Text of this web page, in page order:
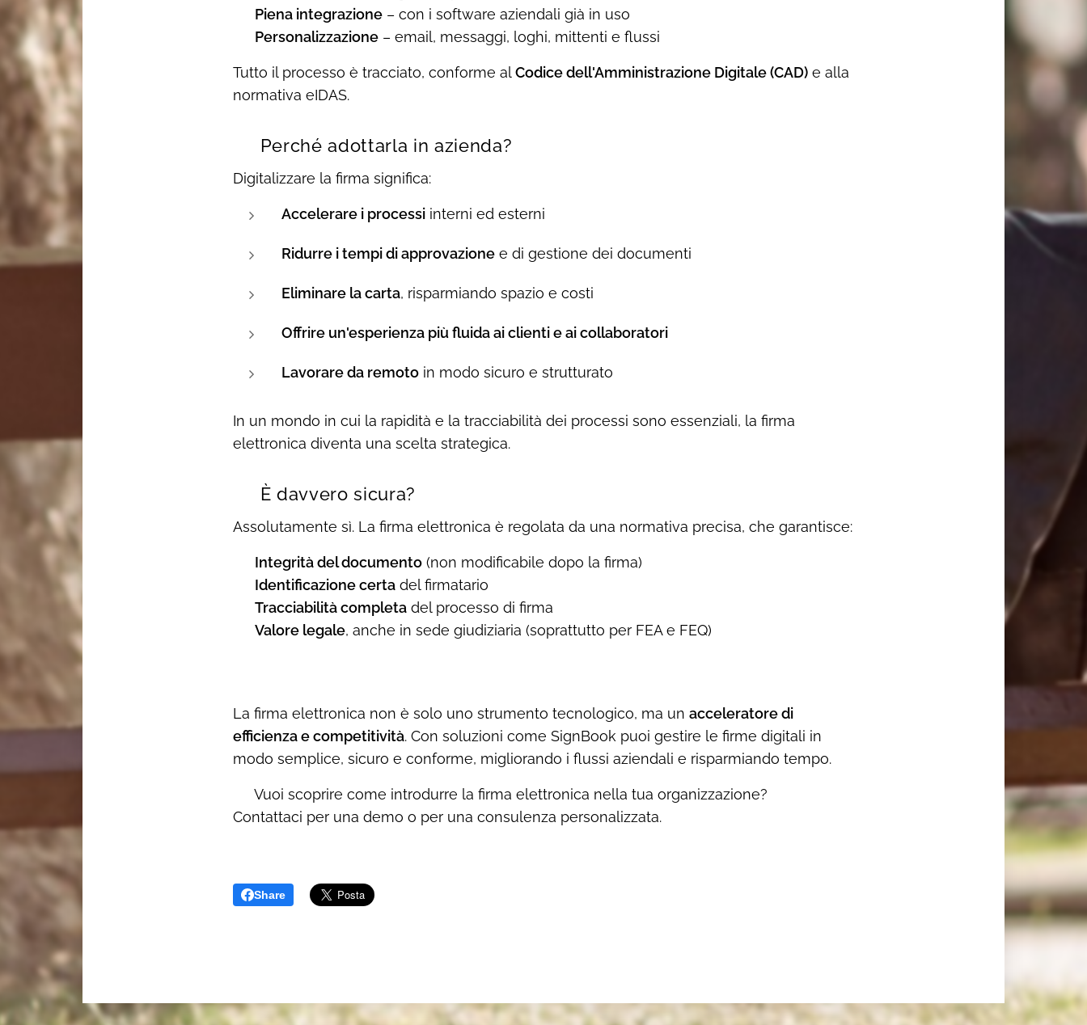
Piena integrazione– con i software aziendali già in uso
Personalizzazione– email, messaggi, loghi, mittenti e flussi
Tutto il processo è tracciato, conforme alCodice dell'Amministrazione Digitale (CAD)e alla
normativa eIDAS.
🚀 Perché adottarla in azienda?
Digitalizzare la firma significa:
Accelerare i processiinterni ed esterni
Ridurre i tempi di approvazionee di gestione dei documenti
Eliminare la carta, risparmiando spazio e costi
Offrire un'esperienza più fluida ai clienti e ai collaboratori
Lavorare da remotoin modo sicuro e strutturato
In un mondo in cui la rapidità e la tracciabilità dei processi sono essenziali, la firma
elettronica diventa una scelta strategica.
❓ È davvero sicura?
Assolutamente sì. La firma elettronica è regolata da una normativa precisa, che garantisce:
Integrità del documento(non modificabile dopo la firma)
Identificazione certadel firmatario
Tracciabilità completadel processo di firma
Valore legale, anche in sede giudiziaria (soprattutto per FEA e FEQ)
La firma elettronica non è solo uno strumento tecnologico, ma un acceleratore di
efficienza e competitività. Con soluzioni come SignBook puoi gestire le firme digitali in
modo semplice, sicuro e conforme, migliorando i flussi aziendali e risparmiando tempo.
👉 Vuoi scoprire come introdurre la firma elettronica nella tua organizzazione?
Contattaci per una demo o per una consulenza personalizzata.
Share